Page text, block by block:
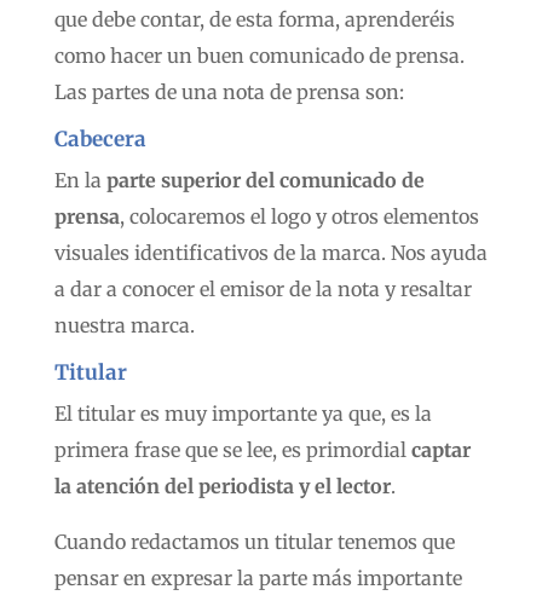
que debe contar, de esta forma, aprenderéis
como hacer un buen comunicado de prensa.
Las partes de una nota de prensa son:
Cabecera
En la parte superior del comunicado de
prensa, colocaremos el logo y otros elementos
visuales identificativos de la marca. Nos ayuda
a dar a conocer el emisor de la nota y resaltar
nuestra marca.
Titular
El titular es muy importante ya que, es la
primera frase que se lee, es primordialcaptar
la atención del periodista y el lector.
Cuando redactamos un titular tenemos que
pensar en expresar la parte más importante